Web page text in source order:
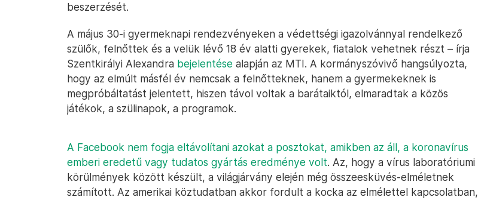
beszerzését.
A május 30-i gyermeknapi rendezvényeken a védettségi igazolvánnyal rendelkező
szülők, felnőttek és a velük lévő 18 év alatti gyerekek, fiatalok vehetnek részt – írja
Szentkirályi Alexandra bejelentése alapján az MTI. A kormányszóvivő hangsúlyozta,
hogy az elmúlt másfél év nemcsak a felnőtteknek, hanem a gyermekeknek is
megpróbáltatást jelentett, hiszen távol voltak a barátaiktól, elmaradtak a közös
játékok, a szülinapok, a programok.
A Facebook nem fogja eltávolítani azokat a posztokat, amikben az áll, a koronavírus
emberi eredetű vagy tudatos gyártás eredménye volt. Az, hogy a vírus laboratóriumi
körülmények között készült, a világjárvány elején még összeesküvés-elméletnek
számított. Az amerikai köztudatban akkor fordult a kocka az elmélettel kapcsolatban,